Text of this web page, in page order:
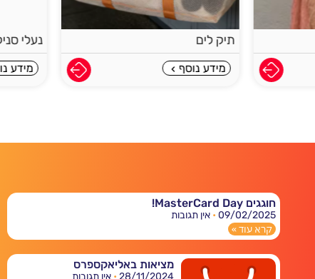
מידע נוסף
חוגגים MasterCard Day!
09/02/2025 אין תגובות
קרא עוד »
מציאות באליאקספרס
28/11/2024 אין תגובות